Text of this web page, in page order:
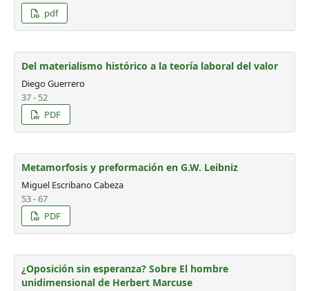
pdf
Del materialismo histórico a la teoría laboral del valor
Diego Guerrero
37 - 52
PDF
Metamorfosis y preformación en G.W. Leibniz
Miguel Escribano Cabeza
53 - 67
PDF
¿Oposición sin esperanza? Sobre El hombre
unidimensional de Herbert Marcuse